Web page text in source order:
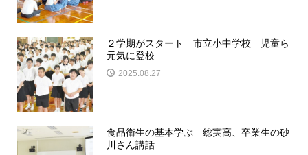
２学期がスタート 市立小中学校 児童ら
元気に登校
2025.08.27
食品衛生の基本学ぶ 総実高、卒業生の砂
川さん講話